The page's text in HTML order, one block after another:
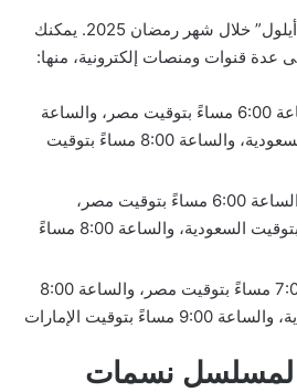
سيعرض مسلسل “نسمات أيلول” خلال شهر رمضان 2025. يمكنك
عدة قنوات ومنصات إلكترونية، منها:
: الساعة 6:00 مساءً بتوقيت مصر، والساعة
7:00 مساءً بتوقيت السعودية، والساعة 8:00 مساءً بتوقيت
: الساعة 6:00 مساءً بتوقيت مصر،
والساعة 7:00 مساءً بتوقيت السعودية، والساعة 8:00 مساءً
: الساعة 7:00 مساءً بتوقيت مصر، والساعة 8:00
بتوقيت الإمارات
لمسلسل نسمات